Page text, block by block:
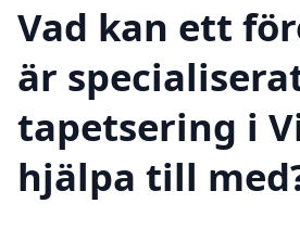
Vad kan ett
är
tapetsering i
hjälpa till